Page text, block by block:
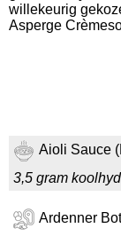
willekeurig
Asperge
Aioli Sauce
3,5 gram
Ardenner